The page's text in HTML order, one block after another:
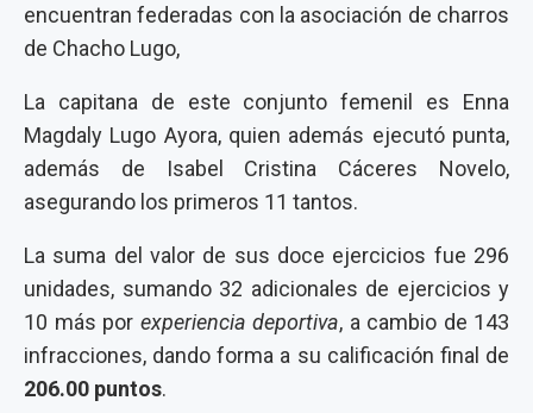
encuentran federadas con la asociación de charros
de Chacho Lugo,
La capitana de este conjunto femenil es Enna
Magdaly Lugo Ayora, quien además ejecutó punta,
además de Isabel Cristina Cáceres Novelo,
asegurando los primeros 11 tantos.
La suma del valor de sus doce ejercicios fue 296
unidades, sumando 32 adicionales de ejercicios y
10 más por experiencia deportiva, a cambio de 143
infracciones, dando forma a su calificación final de
206.00 puntos.